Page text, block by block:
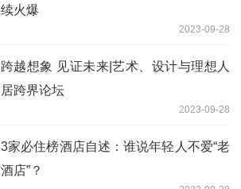
续火爆
2023-09-28
跨越想象 见证未来|艺术、设计与理想人
居跨界论坛
2023-09-28
3家必住榜酒店自述：谁说年轻人不爱“老
酒店”？